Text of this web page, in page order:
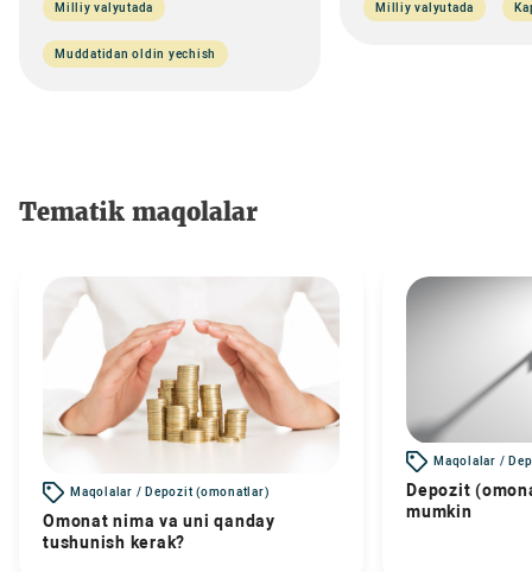
Milliy valyutada
Muddatidan oldin yechish
Milliy valyutada
Tematik maqolalar
Maqolalar / Depozit (omonatlar)
Omonat nima va uni qanday
tushunish kerak?
Maqolalar /
Depozit
mumkin